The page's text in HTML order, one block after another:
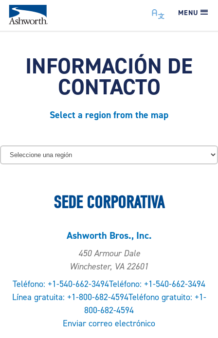
MENU
INFORMACIÓN DE
CONTACTO
Select a region from the map
SEDE CORPORATIVA
Ashworth Bros., Inc.
450 Armour Dale
Winchester, VA 22601
Teléfono: +1-540-662-3494Teléfono: +1-540-662-3494
Línea gratuita: +1-800-682-4594Teléfono gratuito: +1-
800-682-4594
Enviar correo electrónico